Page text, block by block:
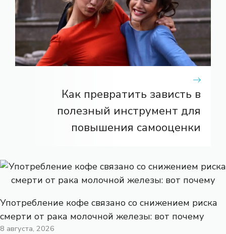
Как превратить зависть в
полезный инструмент для
повышения самооценки
Употребление кофе связано со снижением риска
смерти от рака молочной железы: вот почему
8 августа, 2026